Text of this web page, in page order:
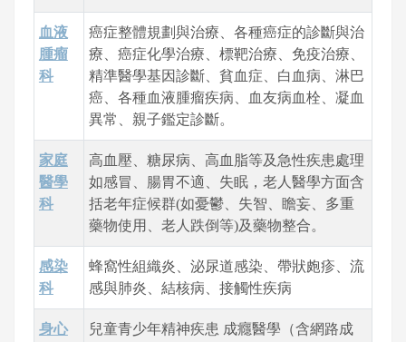
血液
腫瘤
科
癌症整體規劃與治療、各種癌症的診斷與治
療、癌症化學治療、標靶治療、免疫治療、
精準醫學基因診斷、貧血症、白血病、淋巴
癌、各種血液腫瘤疾病、血友病血栓、凝血
異常、親子鑑定診斷。
家庭
醫學
科
高血壓、糖尿病、高血脂等及急性疾患處理
如感冒、腸胃不適、失眠，老人醫學方面含
括老年症候群(如憂鬱、失智、瞻妄、多重
藥物使用、老人跌倒等)及藥物整合。
感染
科
蜂窩性組織炎、泌尿道感染、帶狀皰疹、流
感與肺炎、結核病、接觸性疾病
身心
兒童青少年精神疾患 成癮醫學（含網路成